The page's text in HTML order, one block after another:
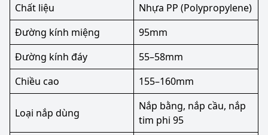
Chất liệu
Nhựa PP (Polypropylene)
Đường kính miệng
95mm
Đường kính đáy
55–58mm
Chiều cao
155–160mm
Loại nắp dùng
Nắp bằng, nắp cầu, nắp
tim phi 95